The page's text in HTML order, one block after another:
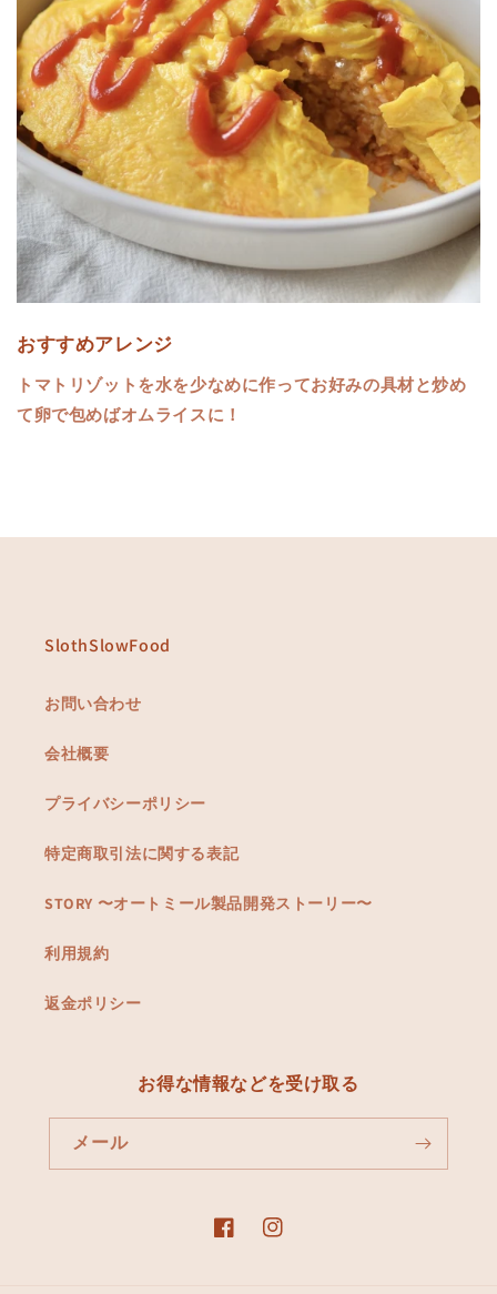
おすすめアレンジ
トマトリゾットを水を少なめに作ってお好みの具材と炒め
て卵で包めばオムライスに！
SlothSlowFood
お問い合わせ
会社概要
プライバシーポリシー
特定商取引法に関する表記
STORY 〜オートミール製品開発ストーリー〜
利用規約
返金ポリシー
お得な情報などを受け取る
メール
FacebookInstagram